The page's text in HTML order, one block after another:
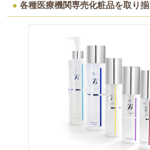
● 各種医療機関専売化粧品を取り